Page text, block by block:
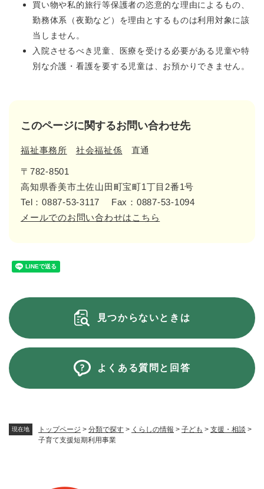
現在地 トップページ > 分類で探す > くらしの情報 > 子ども > 支援・相談 >
子育て支援短期利用事業
買い物や私的旅行等保護者の恣意的な理由によるもの、
勤務体系（夜勤など）を理由とするものは利用対象に該
当しません。
入院させるべき児童、医療を受ける必要がある児童や特
別な介護・看護を要する児童は、お預かりできません。
このページに関するお問い合わせ先
福祉事務所 社会福祉係 直通
〒782-8501
高知県香美市土佐山田町宝町1丁目2番1号
Tel：0887-53-3117
Fax：0887-53-1094
メールでのお問い合わせはこちら
見つからないときは
よくある質問と回答